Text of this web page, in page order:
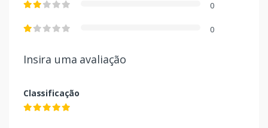
0
0
Insira uma avaliação
Classificação